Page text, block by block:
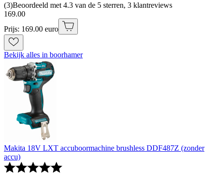
(3)Beoordeeld met 4.3 van de 5 sterren, 3 klantreviews
169.00
Prijs: 169.00 euro
Bekijk alles in boorhamer
Makita 18V LXT accuboormachine brushless DDF487Z (zonder
accu)